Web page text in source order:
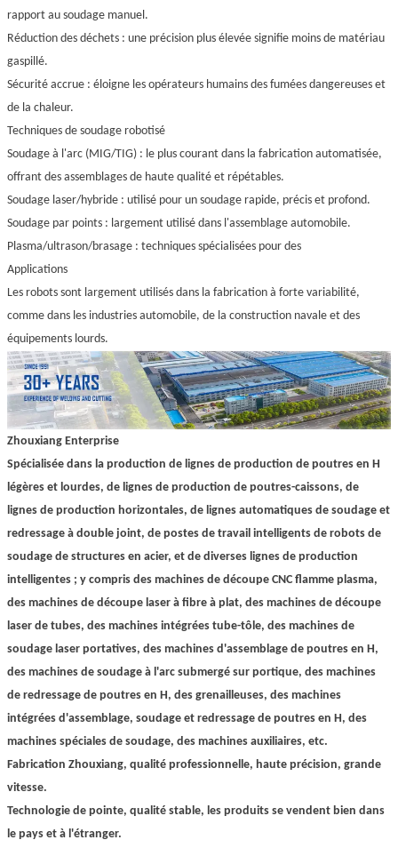
rapport au soudage manuel.
Réduction des déchets : une précision plus élevée signifie moins de matériau
gaspillé.
Sécurité accrue : éloigne les opérateurs humains des fumées dangereuses et
de la chaleur.
Techniques de soudage robotisé
Soudage à l'arc (MIG/TIG) : le plus courant dans la fabrication automatisée,
offrant des assemblages de haute qualité et répétables.
Soudage laser/hybride : utilisé pour un soudage rapide, précis et profond.
Soudage par points : largement utilisé dans l'assemblage automobile.
Plasma/ultrason/brasage : techniques spécialisées pour des
Applications
Les robots sont largement utilisés dans la fabrication à forte variabilité,
comme dans les industries automobile, de la construction navale et des
équipements lourds.
Zhouxiang Enterprise
Spécialisée dans la production de lignes de production de poutres en H
légères et lourdes, de lignes de production de poutres-caissons, de
lignes de production horizontales, de lignes automatiques de soudage et
redressage à double joint, de postes de travail intelligents de robots de
soudage de structures en acier, et de diverses lignes de production
intelligentes ; y compris des machines de découpe CNC flamme plasma,
des machines de découpe laser à fibre à plat, des machines de découpe
laser de tubes, des machines intégrées tube-tôle, des machines de
soudage laser portatives, des machines d'assemblage de poutres en H,
des machines de soudage à l'arc submergé sur portique, des machines
de redressage de poutres en H, des grenailleuses, des machines
intégrées d'assemblage, soudage et redressage de poutres en H, des
machines spéciales de soudage, des machines auxiliaires, etc.
Fabrication Zhouxiang, qualité professionnelle, haute précision, grande
vitesse.
Technologie de pointe, qualité stable, les produits se vendent bien dans
le pays et à l'étranger.